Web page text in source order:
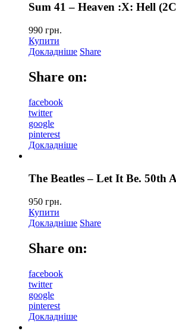
Sum 41 – Heaven :X: Hell
990 грн.
Купити
Докладніше Share
Share on:
facebook
twitter
google
pinterest
Докладніше
The Beatles – Let It Be. 50th
950 грн.
Купити
Докладніше Share
Share on:
facebook
twitter
google
pinterest
Докладніше